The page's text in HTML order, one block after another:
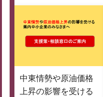
中東情勢や原油価格
上昇の影響を受ける